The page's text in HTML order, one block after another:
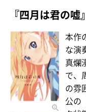
『四月は君の嘘
本作
な演
真爛
で、
の雰
公の